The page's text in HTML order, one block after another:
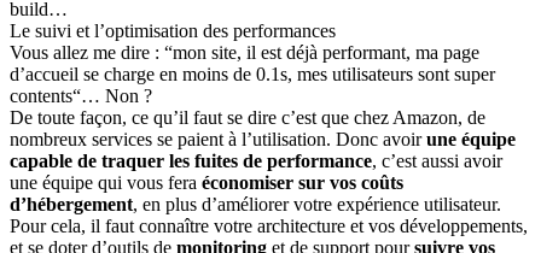
build…
Le suivi et l’optimisation des performances
Vous allez me dire : “mon site, il est déjà performant, ma page
d’accueil se charge en moins de 0.1s, mes utilisateurs sont super
contents“… Non ?
De toute façon, ce qu’il faut se dire c’est que chez Amazon, de
nombreux services se paient à l’utilisation. Donc avoirune équipe
capable de traquer les fuites de performance, c’est aussi avoir
une équipe qui vous fera économiser sur vos coûts
d’hébergement, en plus d’améliorer votre expérience utilisateur.
Pour cela, il faut connaître votre architecture et vos développements,
et se doter d’outils de monitoring et de support poursuivre vos